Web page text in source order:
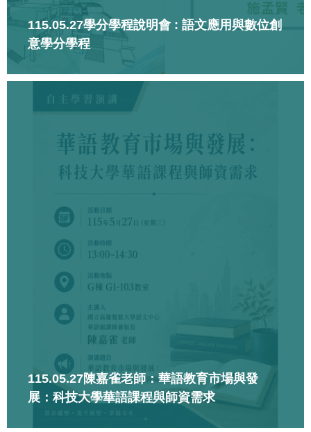
115.05.27學分學程說明會 : 語文應用與數位創
意學分學程
115.05.27陳嘉雀老師：華語教育市場與發
展：科技大學華語課程與師資需求